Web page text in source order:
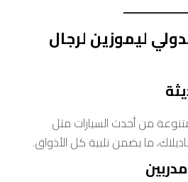
ليموزين لرجال
من أحدث السيارات مثل
ما يضمن تلبية كل الأذواق.